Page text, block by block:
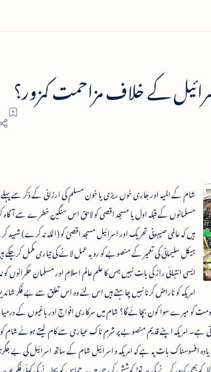
کے خلاف مزاحمت کمزور؟
شام کے المیہ اور جاری خوں ریزی یا خون مسلم کی ارزانی کے ذکر سے
مسلمانوں کے قبلہ اول یا مسجد اقصی کو لاحق اس سنگین خطرے سے آگاہ
ہیں کہ عالمی صیہونی تحریک اور اسرائیل مسجد اقصیٰ کو (اللہ نہ کرے) شہید
ہیکل سلیمانی کی تعمیر کے منصوبے کو روبہ عمل لانے کی تیاری مکمل کرچکے
ایسی انتہائی راز کی بات نہیں جس کا علم عالم اسلام اور مسلمان حکمرانوں کو
امریکہ کو ناراض کرنا نہیں چاہتے ہیں اس لئے وہ اس تعلق سے بے فکر شائد
حکومت کو میرے سوا کون بچائے گا؟ شام میں سرکاری افواج اور باغیوں کے
ہے۔ امریکہ اپنے قدیم منصوبے پر شرم ناک عیاری سے کام لیتے ہوئے شام
افسوسناک بات یہ ہے کہ امریکہ و اسرائیل شام کے ساتھ اسرائیل کی بے